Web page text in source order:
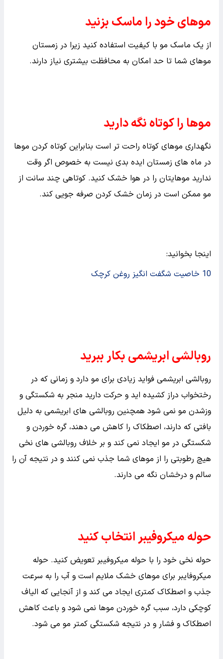
موهای خود را ماسک بزنید
از یک ماسک مو با کیفیت استفاده کنید زیرا در زمستان
موهای شما تا حد امکان به محافظت بیشتری نیاز دارند.
موها را کوتاه نگه دارید
نگهداری موهای کوتاه راحت تر است بنابراین کوتاه کردن موها
در ماه های زمستان ایده بدی نیست به خصوص اگر وقت
ندارید موهایتان را در هوا خشک کنید. کوتاهی چند سانت از
مو ممکن است در زمان خشک کردن صرفه جویی کند.
اینجا بخوانید:
10 خاصیت شگفت انگیز روغن کرچک
روبالشی ابریشمی بکار ببرید
روبالشی ابریشمی فواید زیادی برای مو دارد و زمانی که در
رختخواب دراز کشیده اید و حرکت دارید منجر به شکستگی و
وزشدن مو نمی شود همچنین روبالشی های ابریشمی به دلیل
بافتی که دارند، اصطکاک را کاهش می دهند، گره خوردن و
شکستگی در مو ایجاد نمی کند و بر خلاف روبالشی های نخی
هیچ رطوبتی را از موهای شما جذب نمی کنند و در نتیجه آن را
سالم و درخشان نگه می دارند.
حوله میکروفیبر انتخاب کنید
حوله نخی خود را با حوله میکروفیبر تعویض کنید. حوله
میکروفایبر برای موهای خشک ملایم است و آب را به سرعت
جذب و اصطکاک کمتری ایجاد می کند و از آنجایی که الیاف
کوچکی دارد، سبب گره خوردن موها نمی شود و باعث کاهش
اصطکاک و فشار و در نتیجه شکستگی کمتر مو می شود.